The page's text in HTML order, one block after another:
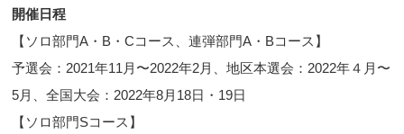
開催日程
【ソロ部門A・B・Cコース、連弾部門A・Bコース】
予選会：2021年11月〜2022年2月、地区本選会：2022年４月〜
5月、全国大会：2022年8月18日・19日
【ソロ部門Sコース】